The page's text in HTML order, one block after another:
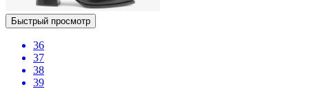
Быстрый просмотр
36
37
38
39